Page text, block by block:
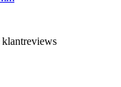
klantreviews